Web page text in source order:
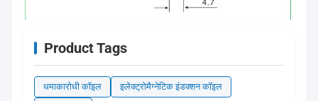
Product Tags
धमाकारोधी कॉइल
इलेक्ट्रोमैग्नेटिक इंडक्शन कॉइल